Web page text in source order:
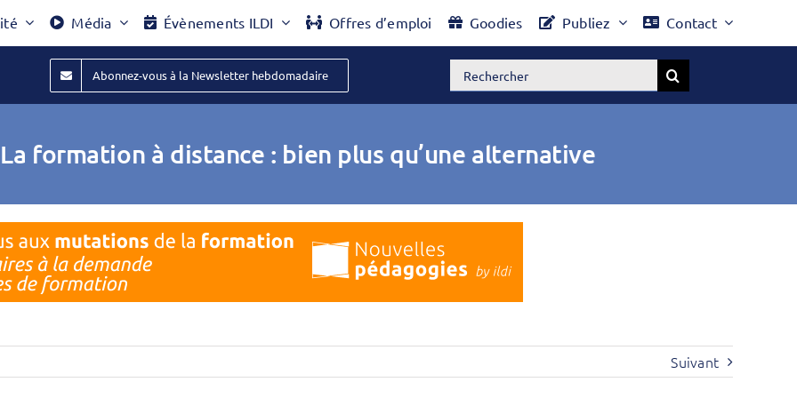
Média Évènements ILDI Offres d’emploi Goodies Publiez Contact
Abonnez-vous à la Newsletter hebdomadaire Rechercher:
formation à distance : bien plus qu’une alternative
Suivant